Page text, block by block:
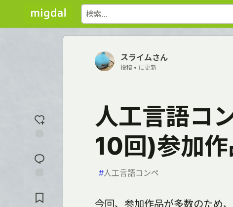
応
を
メ
ン
スライムさん
投稿 • に更新
人工言語コ
10回)参加
#人工言語コンペ
今回、参加作品が多数のため